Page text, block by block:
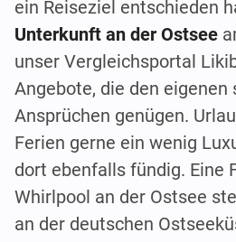
ein Reiseziel entschieden
Unterkunft an der Ostsee
unser Vergleichsportal
Angebote, die den eigenen
Ansprüchen genügen.
Ferien gerne ein wenig
dort ebenfalls fündig. Eine
Whirlpool an der Ostsee
an der deutschen